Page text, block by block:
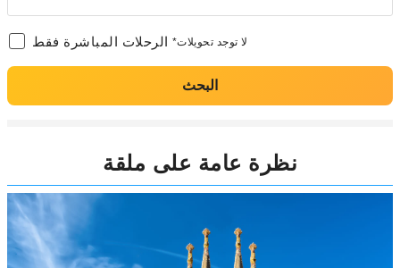
الرحلات المباشرة فقط *لا توجد تحويلات
البحث
نظرة عامة على ملقة